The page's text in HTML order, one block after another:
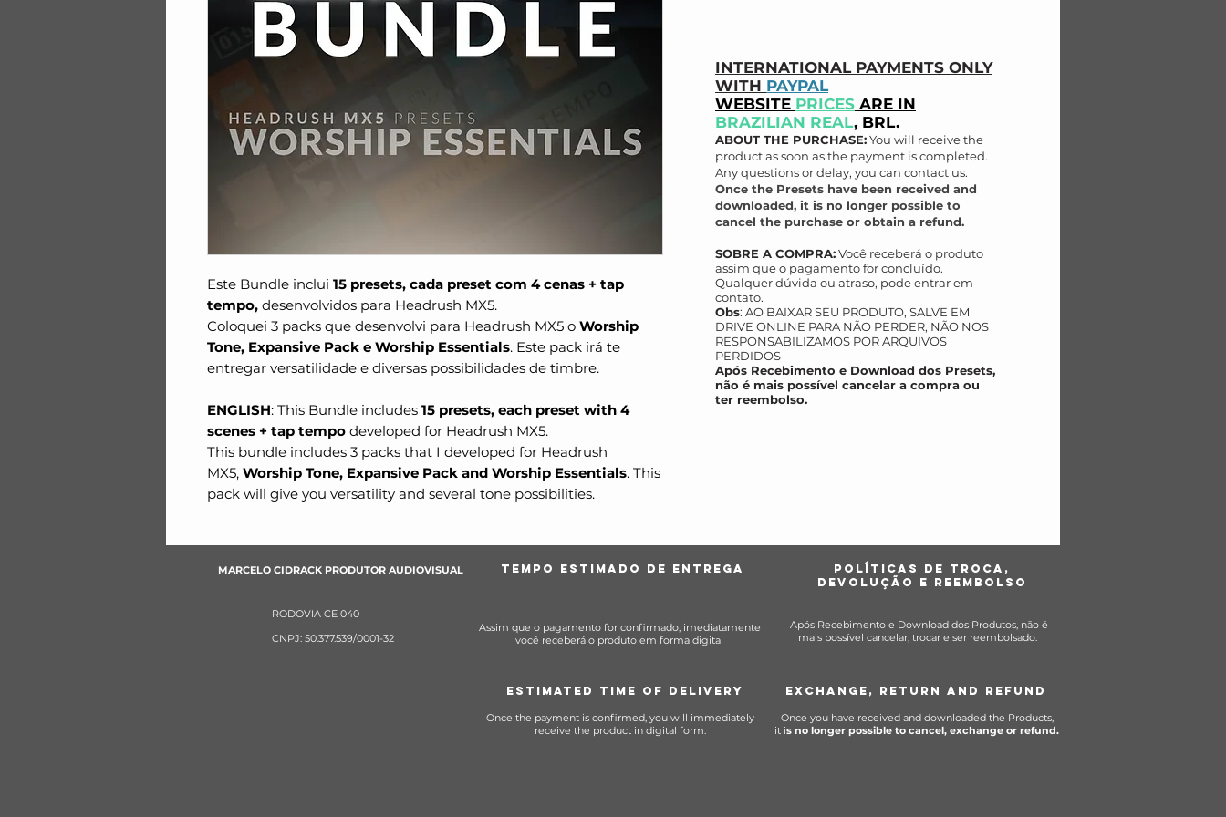
Este Bundle inclui 15 presets, cada preset com 4 cenas + tap
tempo, desenvolvidos para Headrush MX5.
Coloquei 3 packs que desenvolvi para Headrush MX5 o Worship
Tone, Expansive Pack e Worship Essentials. Este pack irá te
entregar versatilidade e diversas possibilidades de timbre.
ENGLISH: This Bundle includes 15 presets, each preset with 4
scenes + tap tempo developed for Headrush MX5.
This bundle includes 3 packs that I developed for Headrush
MX5, Worship Tone, Expansive Pack and Worship Essentials. This
pack will give you versatility and several tone possibilities.
INTERNATIONAL PAYMENTS ONLY
WITH PAYPAL
WEBSITE PRICES ARE IN
BRAZILIAN REAL, BRL.
ABOUT THE PURCHASE:You will receive the
product as soon as the payment is completed.
Any questions or delay, you can contact us.
Once the Presets have been received and
downloaded, it is no longer possible to
cancel the purchase or obtain a refund.
SOBRE A COMPRA:Você receberá o produto
assim que o pagamento for concluído.
Qualquer dúvida ou atraso, pode entrar em
contato.
Obs: AO BAIXAR SEU PRODUTO, SALVE EM
DRIVE ONLINE PARA NÃO PERDER, NÃO NOS
RESPONSABILIZAMOS POR ARQUIVOS
PERDIDOS
Após Recebimento e Download dos Presets,
não é mais possível cancelar a compra ou
ter reembolso.
MARCELO CIDRACK PRODUTOR AUDIOVISUAL TEMPO ESTIMADO DE ENTREGA
RODOVIA CE 040
Assim que o pagamento for confirmado, imediatamente
você receberá o produto em forma digital
CNPJ: 50.377.539/0001-32
POLÍTICas DE TROCA,
DEVOLUÇÃO E REEMBOLSO
Após Recebimento e Download dos Produtos, não é
mais possível cancelar, trocar e ser reembolsado.
EXCHANGE, RETURN AND REFUND
ESTIMATED TIME OF DELIVERY
Once you have received and downloaded the Products,
it is no longer possible to cancel, exchange or refund.
Once the payment is confirmed, you will immediately
receive the product in digital form.